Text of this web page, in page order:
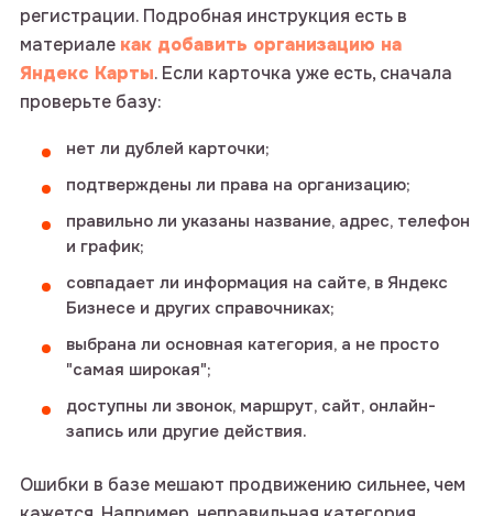
регистрации. Подробная инструкция есть в
материале как добавить организацию на
Яндекс Карты. Если карточка уже есть, сначала
проверьте базу:
нет ли дублей карточки;
подтверждены ли права на организацию;
правильно ли указаны название, адрес, телефон
и график;
совпадает ли информация на сайте, в Яндекс
Бизнесе и других справочниках;
выбрана ли основная категория, а не просто
"самая широкая";
доступны ли звонок, маршрут, сайт, онлайн-
запись или другие действия.
Ошибки в базе мешают продвижению сильнее, чем